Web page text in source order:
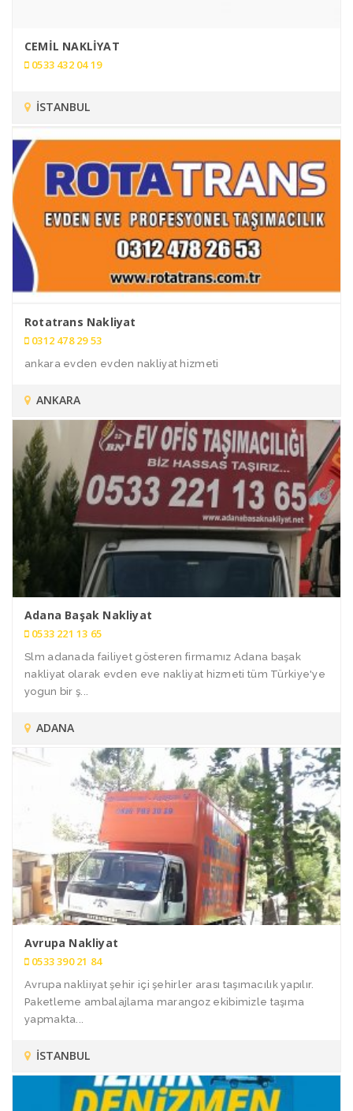
CEMİL NAKLİYAT
0533 432 04 19
İSTANBUL
Rotatrans Nakliyat
0312 478 29 53
ankara evden evden nakliyat hizmeti
ANKARA
Adana Başak Nakliyat
0533 221 13 65
Slm adanada failiyet gösteren firmamız Adana başak
nakliyat olarak evden eve nakliyat hizmeti tüm Türkiye'ye
yogun bir ş...
ADANA
Avrupa Nakliyat
0533 390 21 84
Avrupa nakliıyat şehir içi şehirler arası taşımacılık yapılır.
Paketleme ambalajlama marangoz ekibimizle taşıma
yapmakta...
İSTANBUL